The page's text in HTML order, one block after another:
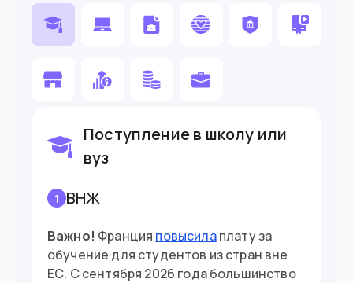
(небиометрические) паспорта на визы.
биометрический (10-летний) паспорт.
индивидуально представителем
погранслужбы конкретной страны ЕС.
Население 66.7млн
Подойдет вам если
Вы молоды и готовы работать
помощником по хозяйству
Поступление в школу или
вуз
1 ВНЖ
Важно! Франция повысилаплату за
обучение для студентов из стран вне
ЕС. С сентября 2026 года большинство